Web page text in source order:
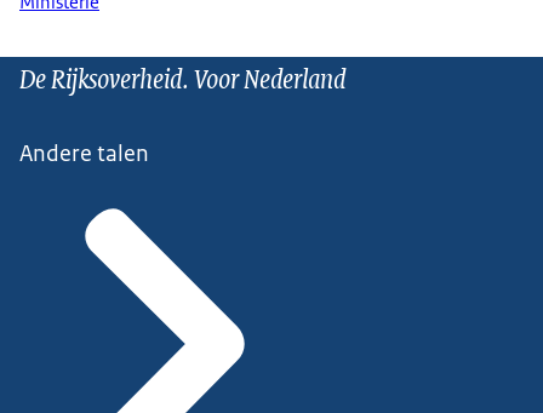
De Rijksoverheid. Voor Nederland
Andere talen